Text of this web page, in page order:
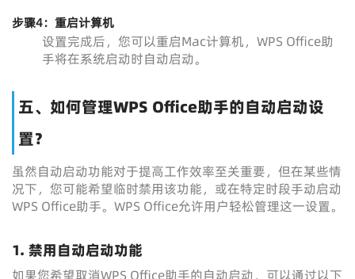
步骤4：重启计算机
设置完成后，您可以重启Mac计算机，WPS Office助
手将在系统启动时自动启动。
五、如何管理WPS Office助手的自动启动设
置？
虽然自动启动功能对于提高工作效率至关重要，但在某些情
况下，您可能希望临时禁用该功能，或在特定时段手动启动
WPS Office助手。WPS Office允许用户轻松管理这一设置。
1. 禁用自动启动功能
如果您希望取消WPS Office助手的自动启动，可以通过以下